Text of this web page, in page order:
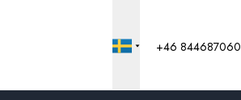
+46 844687060